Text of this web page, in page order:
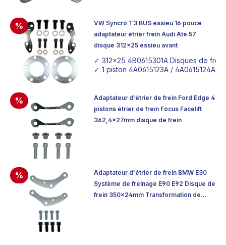
%
VW Syncro T3 BUS essieu 16 pouce
adaptateur étrier frein Audi Ate 57
disque 312x25 essieu avant
✓ 312x25 4B0615301A Disques de
✓ 1 piston 4A0615123A / 4A0615124A
%
Adaptateur d'étrier de frein Ford Edge 4
pistons étrier de frein Focus Facelift
362,4x27mm disque de frein
%
Adaptateur d'étrier de frein BMW E30
Système de freinage E90 E92 Disque de
frein 350x24mm Transformation de